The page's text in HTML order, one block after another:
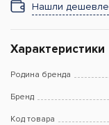
Нашли дешевле
Характеристики
Родина бренда
Бренд
Код товара